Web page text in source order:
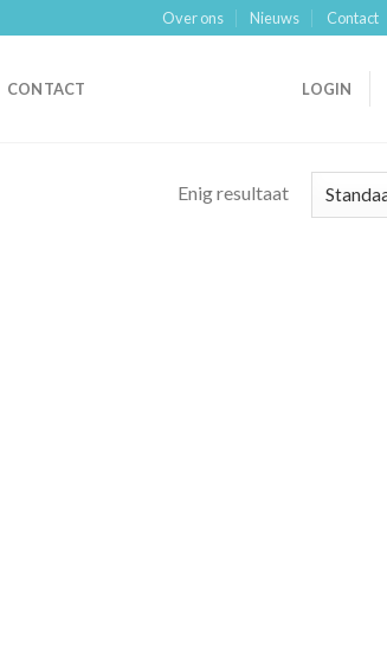
Over ons Nieuws Contact
CONTACT LOGIN
Enig resultaat